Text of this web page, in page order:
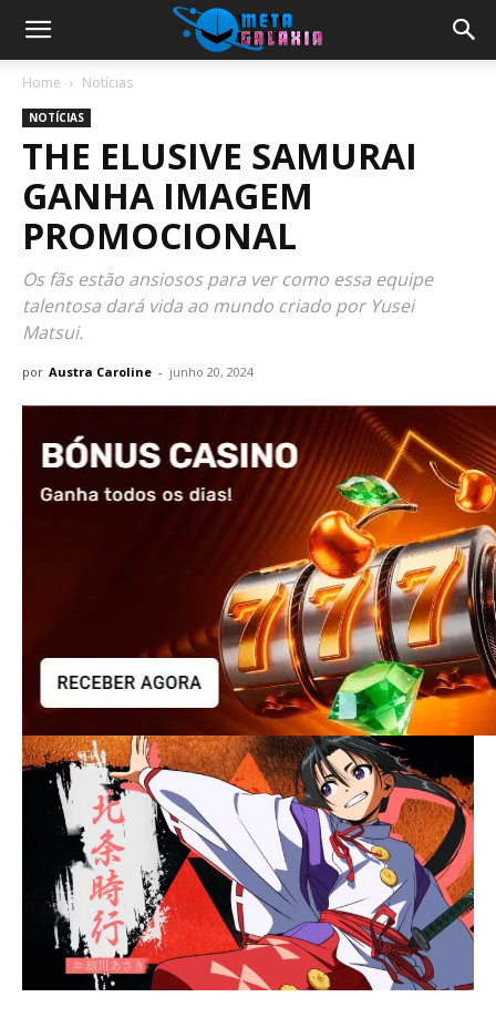
Home Notícias
NOTÍCIAS
THE ELUSIVE SAMURAI
GANHA IMAGEM
PROMOCIONAL
Os fãs estão ansiosos para ver como essa equipe
talentosa dará vida ao mundo criado por Yusei
Matsui.
por Austra Caroline - junho 20, 2024